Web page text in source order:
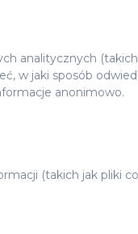
analitycznych
w jaki sposób
anonimowo.
(takich jak pliki